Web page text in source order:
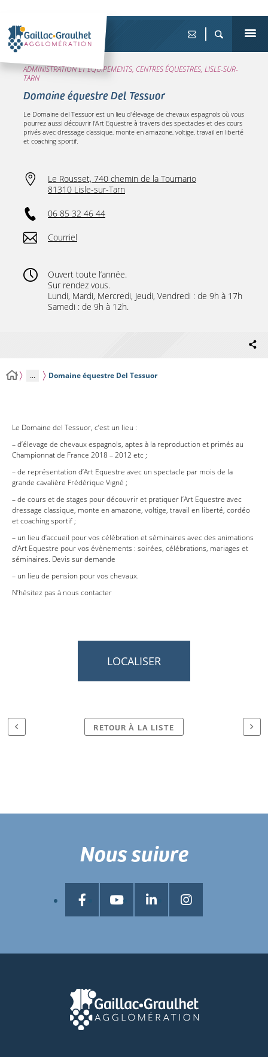
ADMINISTRATION ET ÉQUIPEMENTS, CENTRES ÉQUESTRES, LISLE-SUR-
TARN
Domaine équestre Del Tessuor
Le Domaine del Tessuor est un lieu d'élevage de chevaux espagnols où vous
pourrez aussi découvrir l'Art Equestre à travers des spectacles et des cours
privés avec dressage classique, monte en amazone, voltige, travail en liberté
et coaching sportif.
Le Rousset, 740 chemin de la Tournario
81310 Lisle-sur-Tarn
06 85 32 46 44
Courriel
Ouvert toute l’année.
Sur rendez vous.
Lundi, Mardi, Mercredi, Jeudi, Vendredi : de 9h à 17h
Samedi : de 9h à 12h.
... Domaine équestre Del Tessuor
Le Domaine del Tessuor, c’est un lieu :
– d’élevage de chevaux espagnols, aptes à la reproduction et primés au
Championnat de France 2018 – 2012 etc ;
– de représentation d’Art Equestre avec un spectacle par mois de la
grande cavalière Frédérique Vigné ;
– de cours et de stages pour découvrir et pratiquer l’Art Equestre avec
dressage classique, monte en amazone, voltige, travail en liberté, cordéo
et coaching sportif ;
– un lieu d’accueil pour vos célébration et séminaires avec des animations
d’Art Equestre pour vos évènements : soirées, célébrations, mariages et
séminaires. Devis sur demande
– un lieu de pension pour vos chevaux.
N’hésitez pas à nous contacter
LOCALISER
RETOUR À LA LISTE
Nous suivre